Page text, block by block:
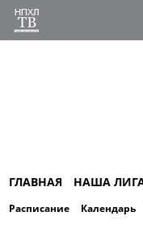
ГЛАВНАЯ НАША
Расписание Календарь